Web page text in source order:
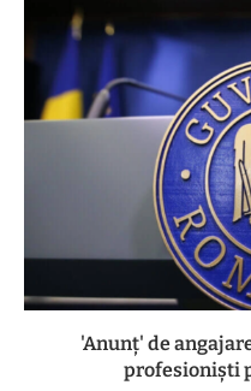
'Anunț' de
profesioniști